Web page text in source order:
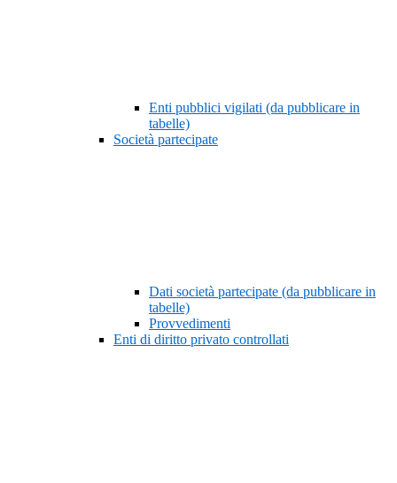
Enti pubblici vigilati (da pubblicare in
tabelle)
Società partecipate
Dati società partecipate (da pubblicare in
tabelle)
Provvedimenti
Enti di diritto privato controllati